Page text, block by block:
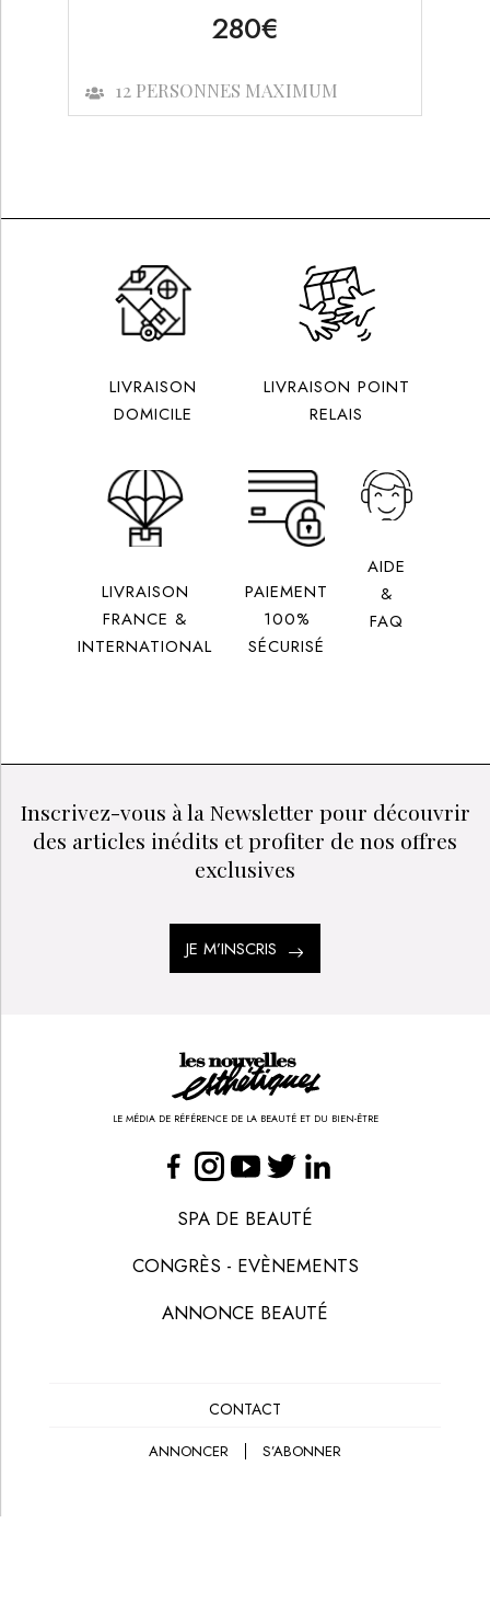
280€
12PERSONNES MAXIMUM
LIVRAISON
DOMICILE
LIVRAISON POINT
RELAIS
LIVRAISON
FRANCE &
INTERNATIONAL
PAIEMENT
100%
SÉCURISÉ
AIDE
&
FAQ
Inscrivez-vous à la Newsletter pour découvrir
des articles inédits et profiter de nos offres
exclusives
JE M’INSCRIS
LE MÉDIA DE RÉFÉRENCE DE LA BEAUTÉ ET DU BIEN-ÊTRE
SPA DE BEAUTÉ
CONGRÈS - EVÈNEMENTS
ANNONCE BEAUTÉ
CONTACT
ANNONCER S’ABONNER